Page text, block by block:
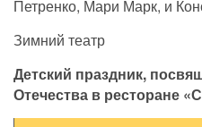
Петренко, Мари Марк, и
Зимний театр
Детский праздник,
Отечества в ресторане